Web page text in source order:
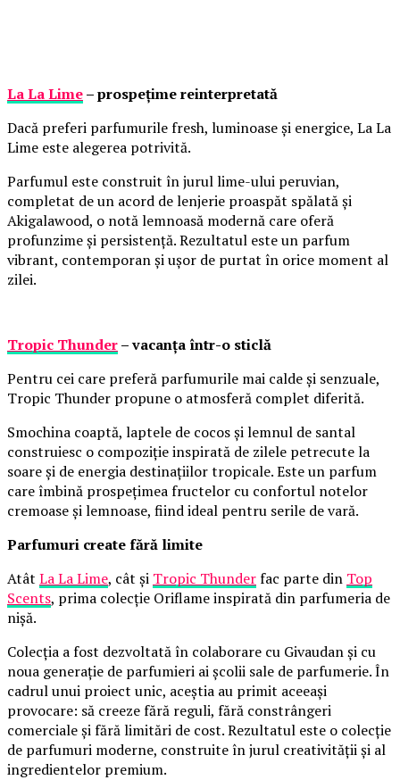
La La Lime– prospețime reinterpretată
Dacă preferi parfumurile fresh, luminoase și energice, La La
Lime este alegerea potrivită.
Parfumul este construit în jurul lime-ului peruvian,
completat de un acord de lenjerie proaspăt spălată și
Akigalawood, o notă lemnoasă modernă care oferă
profunzime și persistență. Rezultatul este un parfum
vibrant, contemporan și ușor de purtat în orice moment al
zilei.
Tropic Thunder– vacanța într-o sticlă
Pentru cei care preferă parfumurile mai calde și senzuale,
Tropic Thunder propune o atmosferă complet diferită.
Smochina coaptă, laptele de cocos și lemnul de santal
construiesc o compoziție inspirată de zilele petrecute la
soare și de energia destinațiilor tropicale. Este un parfum
care îmbină prospețimea fructelor cu confortul notelor
cremoase și lemnoase, fiind ideal pentru serile de vară.
Parfumuri create fără limite
Atât La La Lime, cât și Tropic Thunderfac parte din Top
Scents, prima colecție Oriflame inspirată din parfumeria de
nișă.
Colecția a fost dezvoltată în colaborare cu Givaudan și cu
noua generație de parfumieri ai școlii sale de parfumerie. În
cadrul unui proiect unic, aceștia au primit aceeași
provocare: să creeze fără reguli, fără constrângeri
comerciale și fără limitări de cost. Rezultatul este o colecție
de parfumuri moderne, construite în jurul creativității și al
ingredientelor premium.